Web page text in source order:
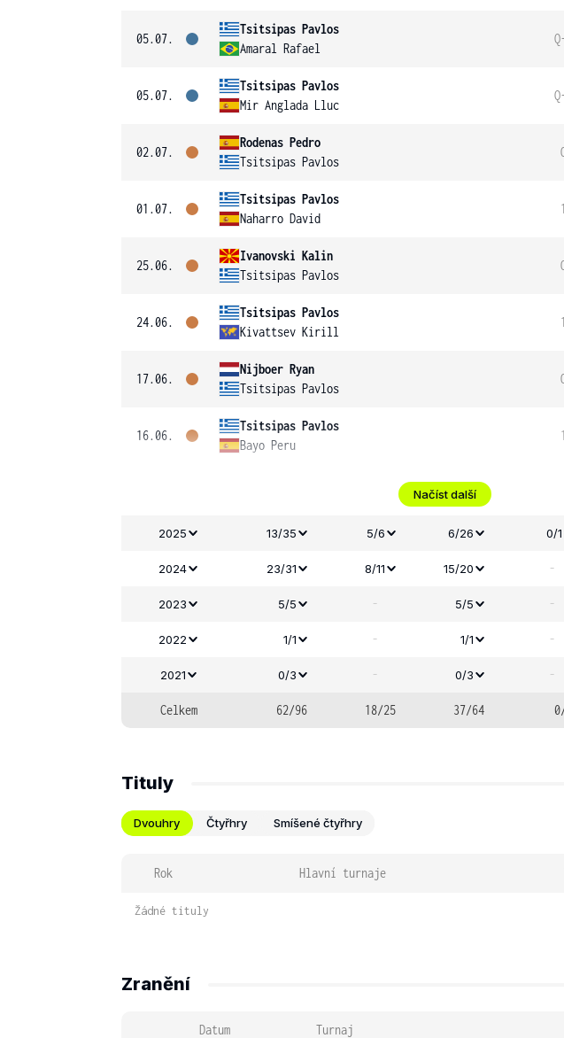
05.07.
Tsitsipas Pavlos
Amaral Rafael
05.07.
Tsitsipas Pavlos
Mir Anglada Lluc
02.07.
Rodenas Pedro
Tsitsipas Pavlos
01.07.
Tsitsipas Pavlos
Naharro David
25.06.
Ivanovski Kalin
Tsitsipas Pavlos
24.06.
Tsitsipas Pavlos
Kivattsev Kirill
17.06.
Nijboer Ryan
Tsitsipas Pavlos
16.06.
Tsitsipas Pavlos
Bayo Peru
Načíst další
2025 13/35 5/6 6/26 0/1
2024 23/31 8/11 15/20 -
2023 5/5 - 5/5 -
2022 1/1 - 1/1 -
2021 0/3 - 0/3 -
Celkem 62/96 18/25 37/64
Tituly
Dvouhry Čtyřhry Smíšené čtyřhry
Rok Hlavní turnaje
Žádné tituly
Zranění
Datum Turnaj